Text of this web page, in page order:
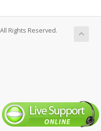
Rights Reserved.